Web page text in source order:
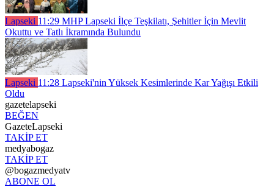
Lapseki 11:29 MHP Lapseki İlçe Teşkilatı, Şehitler İçin Mevlit
Okuttu ve Tatlı İkramında Bulundu
Lapseki 11:28 Lapseki'nin Yüksek Kesimlerinde Kar Yağışı Etkili
Oldu
gazetelapseki
BEĞEN
GazeteLapseki
TAKİP ET
medyabogaz
TAKİP ET
@bogazmedyatv
ABONE OL